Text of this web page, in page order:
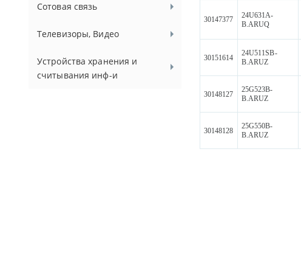
Сотовая связь
Телевизоры, Видео
Устройства хранения и
считывания инф-и
30147377
24U631A-
B.ARUQ
30151614
24U511SB-
B.ARUZ
30148127
25G523B-
B.ARUZ
30148128
25G550B-
B.ARUZ